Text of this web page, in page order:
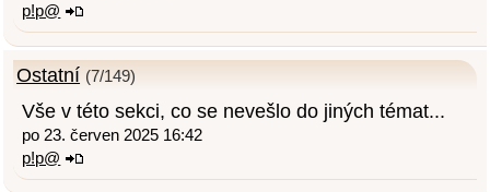
p!p@
Ostatní (7/149)
Vše v této sekci, co se nevešlo do jiných témat...
po 23. červen 2025 16:42
p!p@